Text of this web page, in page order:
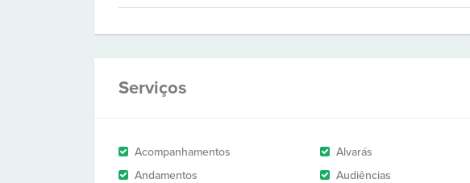
Serviços
Acompanhamentos Alvarás
Andamentos
Audiências